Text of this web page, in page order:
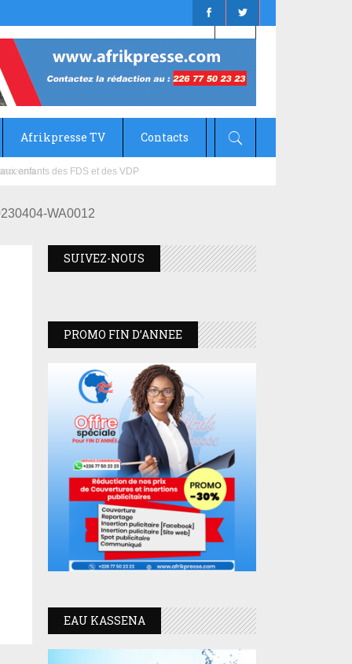
Afrikpresse TV Contacts
WA0012
SUIVEZ-NOUS
PROMO FIN D’ANNEE
EAU KASSENA